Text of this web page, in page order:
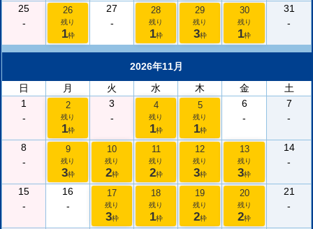
25
-
26
残り
1枠
27
-
28
残り
1枠
29
残り
3枠
30
残り
1枠
31
-
2026年11月
日
月 火 水 木 金
土
1
-
2
残り
1枠
3
-
4
残り
1枠
5
残り
1枠
6
-
7
-
8
-
9
残り
3枠
10
残り
2枠
11
残り
2枠
12
残り
3枠
13
残り
3枠
14
-
15
-
16
-
17
残り
3枠
18
残り
1枠
19
残り
2枠
20
残り
2枠
21
-